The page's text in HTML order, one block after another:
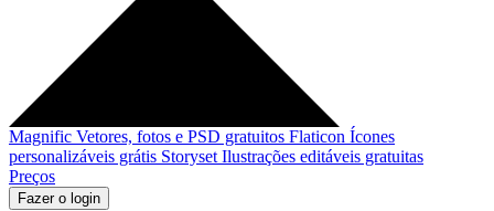
Magnific Vetores, fotos e PSD gratuitos Flaticon Ícones
personalizáveis grátis Storyset Ilustrações editáveis gratuitas
Preços
Fazer o login